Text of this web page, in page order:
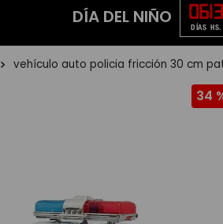
DÍA DEL NIÑO 06
DÍAS
13
HS.
vehículo auto policia fricción 30 cm
34